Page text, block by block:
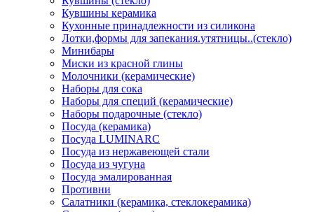
Кувшины керамика
Кухонные принадлежности из силикона
Лотки,формы для запекания.утятницы..(стекло)
Минибары
Миски из красной глины
Молочники (керамические)
Наборы для сока
Наборы для специй (керамические)
Наборы подарочные (стекло)
Посуда (керамика)
Посуда LUMINARC
Посуда из нержавеющей стали
Посуда из чугуна
Посуда эмалированная
Противни
Салатники (керамика, стеклокерамика)